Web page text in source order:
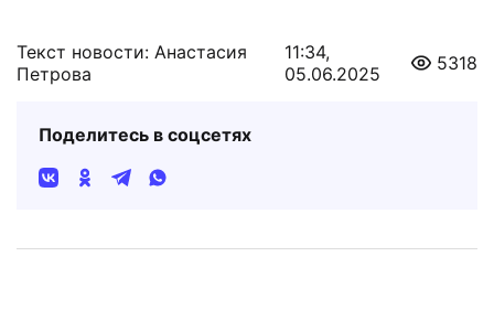
Текст новости: Анастасия
Петрова
11:34,
05.06.2025
5318
Поделитесь в соцсетях